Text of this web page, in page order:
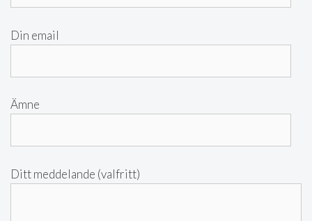
Din email
Ämne
Ditt meddelande (valfritt)